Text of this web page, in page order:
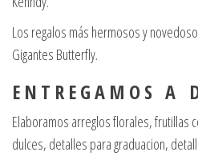
Los regalos más hermosos y
Gigantes Butterfly.
E N T R E G A M O S A
Elaboramos arreglos florales, frutillas
dulces, detalles para graduacion,